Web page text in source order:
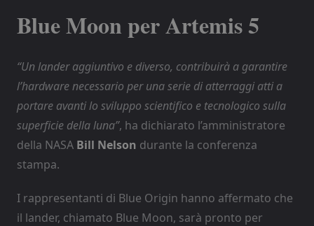
Blue Moon per Artemis 5
“Un lander aggiuntivo e diverso, contribuirà a garantire
l’hardware necessario per una serie di atterraggi atti a
portare avanti lo sviluppo scientifico e tecnologico sulla
superficie della luna”, ha dichiarato l’amministratore
della NASA Bill Nelson durante la conferenza
stampa.
I rappresentanti di Blue Origin hanno affermato che
il lander, chiamato Blue Moon, sarà pronto per